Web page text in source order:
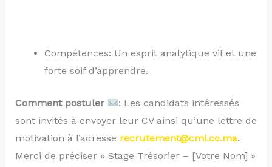
Compétences: Un esprit analytique vif et une
forte soif d’apprendre.
Comment postuler
: Les candidats intéressés
sont invités à envoyer leur CV ainsi qu’une lettre de
motivation à l’adresse recrutement@cmi.co.ma.
Merci de préciser « Stage Trésorier – [Votre Nom] »